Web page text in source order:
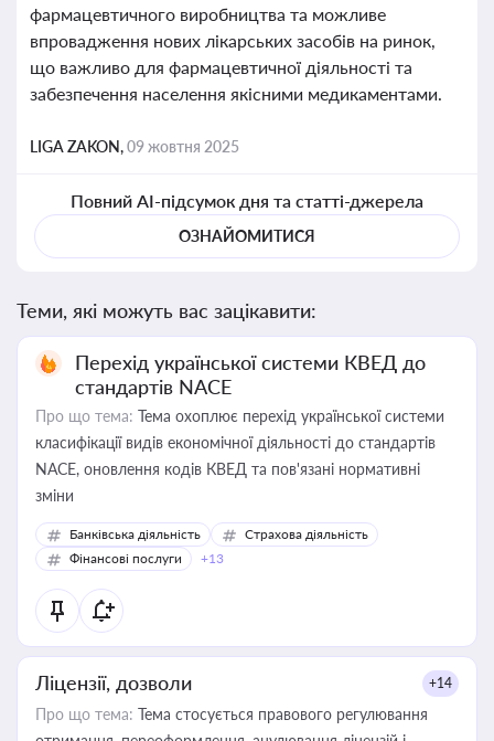
фармацевтичного виробництва та можливе
впровадження нових лікарських засобів на ринок,
що важливо для фармацевтичної діяльності та
забезпечення населення якісними медикаментами.
LIGA ZAKON,09 жовтня 2025
Повний AI-підсумок дня та статті-джерела
ОЗНАЙОМИТИСЯ
Теми, які можуть вас зацікавити:
Перехід української системи КВЕД до
стандартів NACE
Про що тема: Тема охоплює перехід української системи
класифікації видів економічної діяльності до стандартів
NACE, оновлення кодів КВЕД та пов'язані нормативні
зміни
Банківська діяльність
Страхова діяльність
Фінансові послуги
+13
Ліцензії, дозволи +14
Про що тема: Тема стосується правового регулювання